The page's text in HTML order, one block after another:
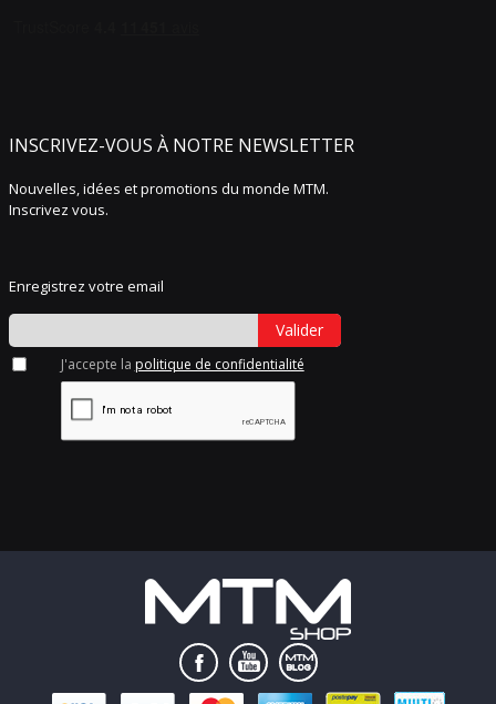
INSCRIVEZ-VOUS À NOTRE NEWSLETTER
Nouvelles, idées et promotions du monde MTM.
Inscrivez vous.
Enregistrez votre email
Valider
J'accepte la politique de confidentialité